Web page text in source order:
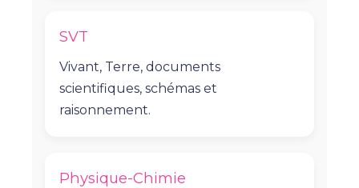
SVT
Vivant, Terre, documents
scientifiques, schémas et
raisonnement.
Physique-Chimie